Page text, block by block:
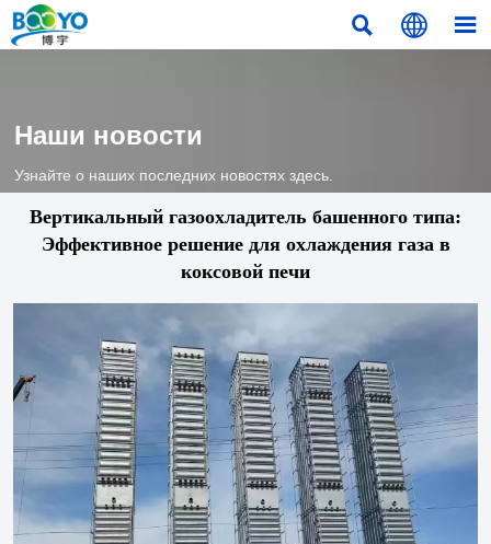
  
Наши новости
Узнайте о наших последних новостях здесь.
Вертикальный газоохладитель башенного типа:
Эффективное решение для охлаждения газа в
коксовой печи